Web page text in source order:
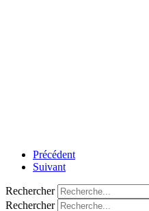
Précédent
Suivant
Rechercher
Rechercher